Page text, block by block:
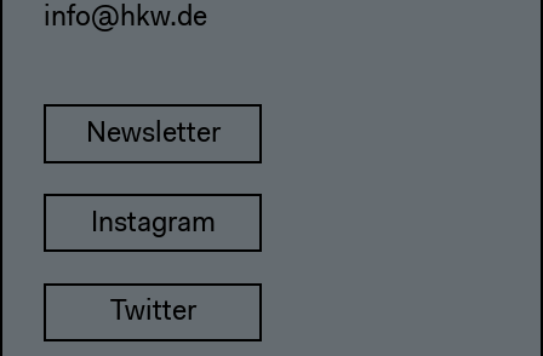
info@hkw.de
Newsletter
Instagram
Twitter